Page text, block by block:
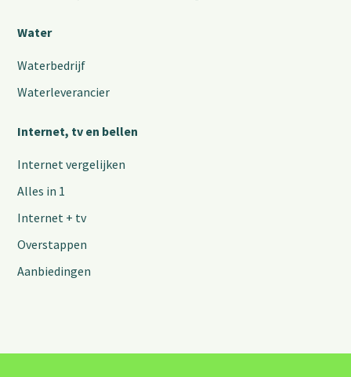
Water
Waterbedrijf
Waterleverancier
Internet, tv en bellen
Internet vergelijken
Alles in 1
Internet + tv
Overstappen
Aanbiedingen